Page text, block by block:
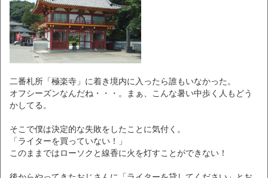
二番札所「極楽寺」に着き境内に入ったら誰もいなかった。
オフシーズンなんだね・・・。まぁ、こんな暑い中歩く人もどう
かしてる。
そこで僕は決定的な失敗をしたことに気付く。
「ライターを買っていない！」
このままではローソクと線香に火を灯すことができない！